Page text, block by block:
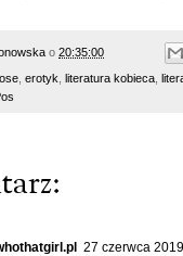
o 20:35:00
erotyk literatura kobieca
27 czerwca